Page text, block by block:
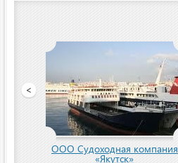
<
ООО Речной порт «Якутск»